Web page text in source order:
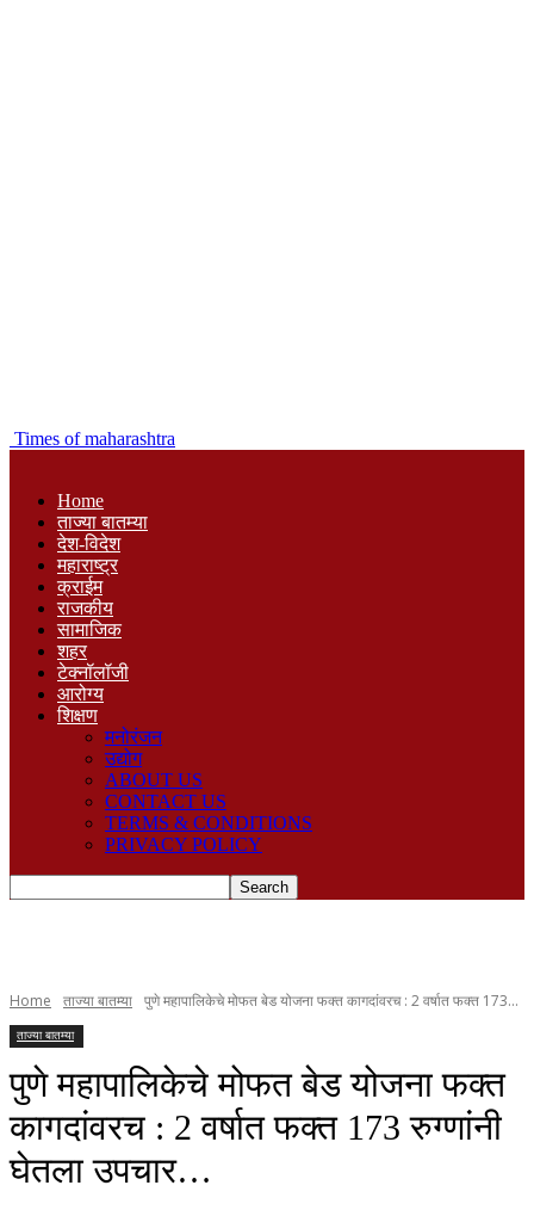
Times of maharashtra
Home
ताज्या बातम्या
देश-विदेश
महाराष्ट्र
क्राईम
राजकीय
सामाजिक
शहर
टेक्नॉलॉजी
आरोग्य
शिक्षण
मनोरंजन
उद्योग
ABOUT US
CONTACT US
TERMS & CONDITIONS
PRIVACY POLICY
Home ताज्या बातम्या पुणे महापालिकेचे मोफत बेड योजना फक्त कागदांवरच : 2 वर्षात फक्त 173...
ताज्या बातम्या
पुणे महापालिकेचे मोफत बेड योजना फक्त
कागदांवरच : 2 वर्षात फक्त 173 रुग्णांनी
घेतला उपचार…